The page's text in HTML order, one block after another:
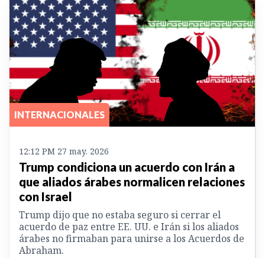
INTERNACIONALES
12:12 PM 27 may. 2026
Trump condiciona un acuerdo con Irán a
que aliados árabes normalicen relaciones
con Israel
Trump dijo que no estaba seguro si cerrar el
acuerdo de paz entre EE. UU. e Irán si los aliados
árabes no firmaban para unirse a los Acuerdos de
Abraham.